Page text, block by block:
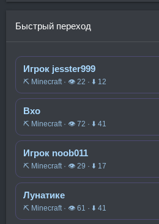
Быстрый переход
Игрок jesster999
⛏️ Minecraft · 👁 22 · ⬇ 12
Вхо
⛏️ Minecraft · 👁 72 · ⬇ 41
Игрок noob011
⛏️ Minecraft · 👁 29 · ⬇ 17
Лунатике
⛏️ Minecraft · 👁 61 · ⬇ 41